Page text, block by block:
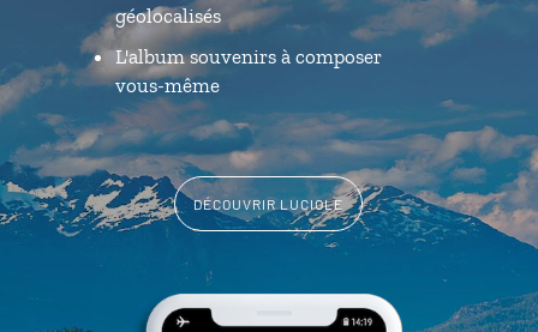
géolocalisés
L'album souvenirs à composer
vous-même
DÉCOUVRIR LUCIOLE